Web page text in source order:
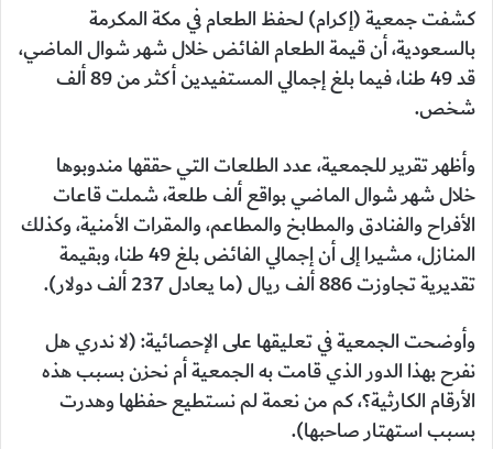
كشفت جمعية (إكرام) لحفظ الطعام في مكة المكرمة
بالسعودية، أن قيمة الطعام الفائض خلال شهر شوال الماضي،
قد 49 طنا، فيما بلغ إجمالي المستفيدين أكثر من 89 ألف
شخص.
وأظهر تقرير للجمعية، عدد الطلعات التي حققها مندوبوها
خلال شهر شوال الماضي بواقع ألف طلعة، شملت قاعات
الأفراح والفنادق والمطابخ والمطاعم، والمقرات الأمنية، وكذلك
المنازل، مشيرا إلى أن إجمالي الفائض بلغ 49 طنا، وبقيمة
تقديرية تجاوزت 886 ألف ريال (ما يعادل 237 ألف دولار).
وأوضحت الجمعية في تعليقها على الإحصائية: (لا ندري هل
نفرح بهذا الدور الذي قامت به الجمعية أم نحزن بسبب هذه
الأرقام الكارثية؟، كم من نعمة لم نستطيع حفظها وهدرت
بسبب استهتار صاحبها).